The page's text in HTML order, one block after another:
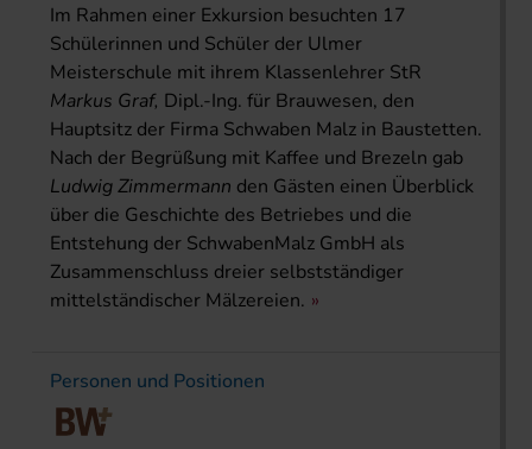
Im Rahmen einer Exkursion besuchten 17
Schülerinnen und Schüler der Ulmer
Meisterschule mit ihrem Klassenlehrer StR
Markus Graf, Dipl.-Ing. für Brauwesen, den
Hauptsitz der Firma Schwaben Malz in Bau­stetten.
Nach der Begrüßung mit Kaffee und Brezeln gab
Ludwig Zimmermann den Gästen einen Überblick
über die Geschichte des Betriebes und die
Entstehung der SchwabenMalz GmbH als
Zusammenschluss dreier selbstständiger
mittelständischer Mälzereien.
Personen und Positionen